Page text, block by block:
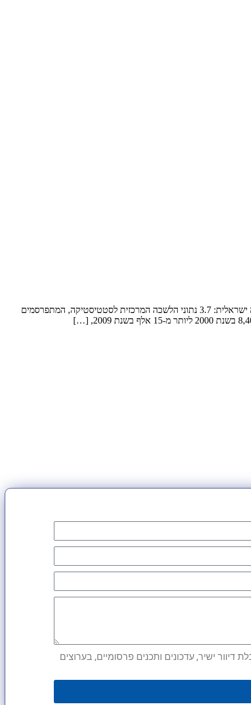
בתוך פחות מעשור גדל ב-80% מספר האמהות החד-הוריות הרווקות בישראל, כך עולה מנתוני הלמ"ס לרגל יום המשפחה. מספר הנפשות הממוצע במשפחה ישראלית: 3.7 נתוני הלשכה המרכזית לסטטיסטיקה, המתפרסמים
ישיר, עדכונים ותכנים פרסומיים, בערוצים